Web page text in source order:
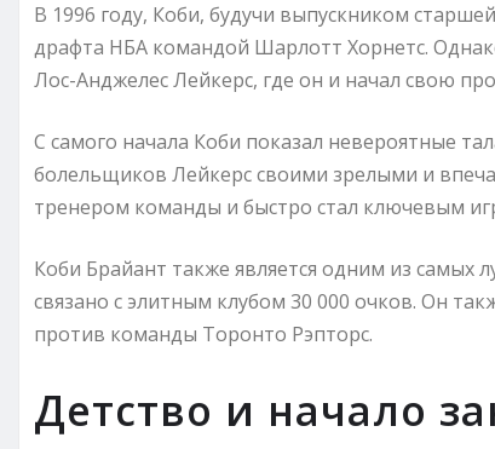
В 1996 году, Коби, будучи выпускником
драфта НБА командой Шарлотт Хорнетс.
Лос-Анджелес Лейкерс, где он и начал свою
С самого начала Коби показал невероятные
болельщиков Лейкерс своими зрелыми и
тренером команды и быстро стал ключевым
Коби Брайант также является одним из
связано с элитным клубом 30 000 очков. Он
против команды Торонто Рэпторс.
Детство и начало